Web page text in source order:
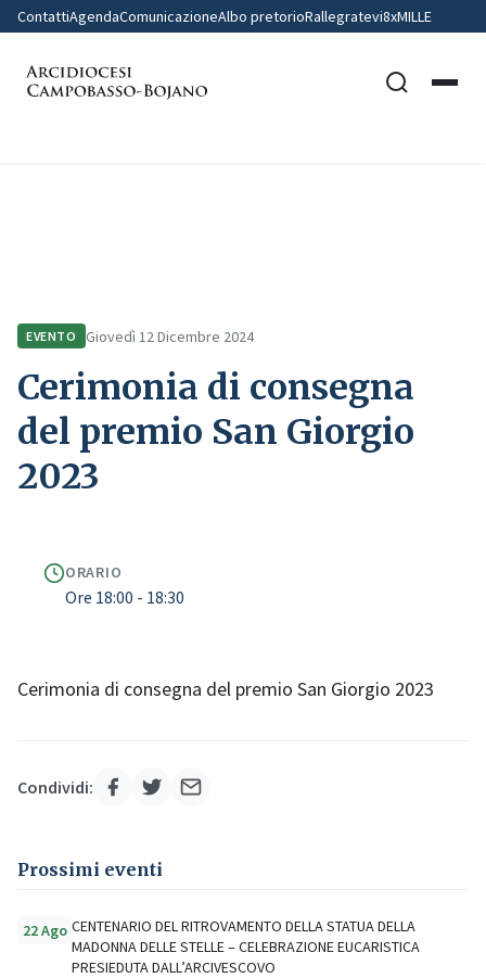
ContattiAgendaComunicazioneAlbo pretorioRallegratevi8xMILLE
EVENTO Giovedì 12 Dicembre 2024
Cerimonia di consegna
del premio San Giorgio
2023
ORARIO
Ore 18:00 - 18:30
Cerimonia di consegna del premio San Giorgio 2023
Condividi:
Prossimi eventi
22 Ago CENTENARIO DEL RITROVAMENTO DELLA STATUA DELLA
MADONNA DELLE STELLE – CELEBRAZIONE EUCARISTICA
PRESIEDUTA DALL’ARCIVESCOVO